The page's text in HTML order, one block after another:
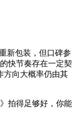
新包装，但口碑参
快节奏存在一定契
方向大概率仍由其
拍得足够好，你能